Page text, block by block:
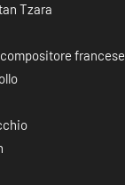
Tzara
francese